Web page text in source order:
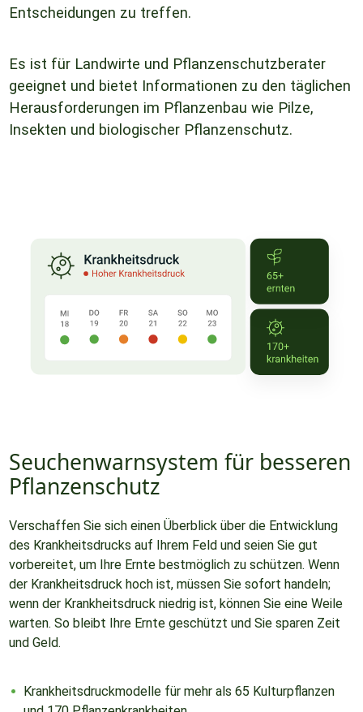
Entscheidungen zu treffen.
Es ist für Landwirte und Pflanzenschutzberater
geeignet und bietet Informationen zu den täglichen
Herausforderungen im Pflanzenbau wie Pilze,
Insekten und biologischer Pflanzenschutz.
Seuchenwarnsystem für besseren
Pflanzenschutz
Verschaffen Sie sich einen Überblick über die Entwicklung
des Krankheitsdrucks auf Ihrem Feld und seien Sie gut
vorbereitet, um Ihre Ernte bestmöglich zu schützen. Wenn
der Krankheitsdruck hoch ist, müssen Sie sofort handeln;
wenn der Krankheitsdruck niedrig ist, können Sie eine Weile
warten. So bleibt Ihre Ernte geschützt und Sie sparen Zeit
und Geld.
Krankheitsdruckmodelle für mehr als 65 Kulturpflanzen